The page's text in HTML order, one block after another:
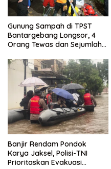
Gunung Sampah di TPST
Bantargebang Longsor, 4
Orang Tewas dan Sejumlah
Banjir Rendam Pondok
Karya Jaksel, Polisi-TNI
Prioritaskan Evakuasi